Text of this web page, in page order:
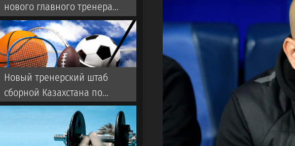
нового главного тренера
сборной
Новый тренерский штаб
сборной Казахстана по
футболу: кто будет помогать
голландцу ван’т Схипу